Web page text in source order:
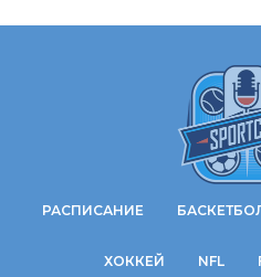
РАСПИСАНИЕ
ХОККЕЙ NFL